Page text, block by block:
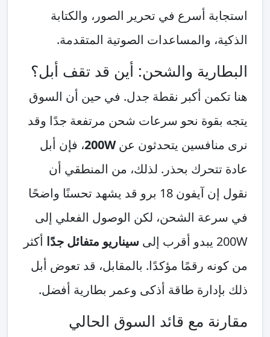
استجابة أسرع في تحرير الصور، والكتابة
الذكية، والمساعدات الصوتية المتقدمة.
البطارية والشحن: أين قد تقف أبل؟
هنا تكمن أكبر نقطة جدل. في حين أن السوق
يتجه بقوة نحو سرعات شحن مرتفعة جدًا وقد
نرى منافسين يتحدثون عن200W، فإن أبل
عادة تتحرك بحذر. لذلك، من المنطقي أن
نقول إن آيفون 18 برو قد يشهد تحسنًا واضحًا
في سرعة الشحن، لكن الوصول الفعلي إلى
200W يبدو أقرب إلى
سيناريو متفائل جدًا أكثر
من كونه رقمًا مؤكدًا. بالمقابل، قد تعوض أبل
ذلك بإدارة طاقة أذكى وعمر بطارية أفضل.
مقارنة مع قائد السوق الحالي